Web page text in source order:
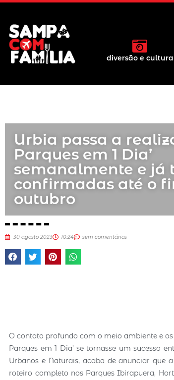
diversão e cultura
Urbia passa a
Parques em 1 Dia’
semanalmente e já
confirmadas até o
outubro
30 agosto 2023 10:24 sem comentários
O contato profundo com o meio ambiente e
Parques em 1 Dia’ se tornasse um sucesso
Urbanos e Naturais, acaba de anunciar que
roteiro completo nos Parques Ibirapuera,